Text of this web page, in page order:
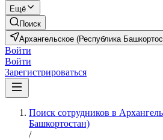
Ещё
Поиск
Архангельское (Республика
Войти
Войти
Зарегистрироваться
Поиск сотрудников в
Башкортостан)
/